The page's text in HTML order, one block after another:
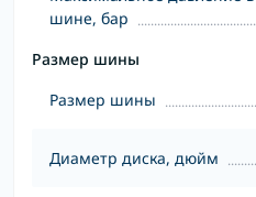
шине, бар
Размер шины
Размер шины
Диаметр диска, дюйм